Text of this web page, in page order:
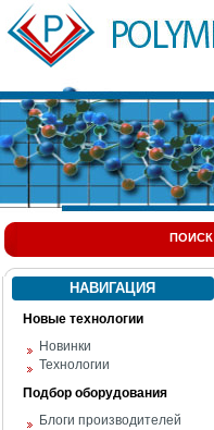
ПОИСК
НАВИГАЦИЯ
Новые технологии
Новинки
Технологии
Подбор оборудования
Блоги производителей